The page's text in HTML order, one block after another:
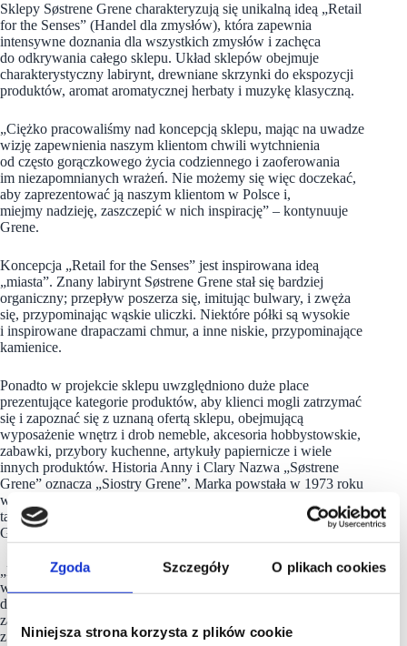
Zgoda Szczegóły O plikach cookies
Niniejsza strona korzysta z plików cookie
Sklepy Søstrene Grene charakteryzują się unikalną ideą „Retail
for the Senses” (Handel dla zmysłów), która zapewnia
intensywne doznania dla wszystkich zmysłów i zachęca
do odkrywania całego sklepu. Układ sklepów obejmuje
charakterystyczny labirynt, drewniane skrzynki do ekspozycji
produktów, aromat aromatycznej herbaty i muzykę klasyczną.
„Ciężko pracowaliśmy nad koncepcją sklepu, mając na uwadze
wizję zapewnienia naszym klientom chwili wytchnienia
od często gorączkowego życia codziennego i zaoferowania
im niezapomnianych wrażeń. Nie możemy się więc doczekać,
aby zaprezentować ją naszym klientom w Polsce i,
miejmy nadzieję, zaszczepić w nich inspirację” – kontynuuje
Grene.
Koncepcja „Retail for the Senses” jest inspirowana ideą
„miasta”. Znany labirynt Søstrene Grene stał się bardziej
organiczny; przepływ poszerza się, imitując bulwary, i zwęża
się, przypominając wąskie uliczki. Niektóre półki są wysokie
i inspirowane drapaczami chmur, a inne niskie, przypominające
kamienice.
Ponadto w projekcie sklepu uwzględniono duże place
prezentujące kategorie produktów, aby klienci mogli zatrzymać
się i zapoznać się z uznaną ofertą sklepu, obejmującą
wyposażenie wnętrz i drob nemeble, akcesoria hobbystowskie,
zabawki, przybory kuchenne, artykuły papiernicze i wiele
innych produktów. Historia Anny i Clary Nazwa „Søstrene
Grene” oznacza „Siostry Grene”. Marka powstała w 1973 roku
w Aarhus, drugim co do wielkości mieście Danii. To właśnie
tam małżeństwo Knud Cresten Vaupell Olsen i Inger
Grene otworzyło pierwszy sklep Søstrene Grene.
„Pierwszy sklep był dość trudno dostępny, więc moi rodzice
wiedzieli, że koncepcja musi być niezwykła. Wykorzystali
doświadczenie baletowe mojego ojca i postanowili
zaprezentować produkty w drewnianych skrzyniach
z ciemnymi ścianami i odpowiednio rozmieszczonym